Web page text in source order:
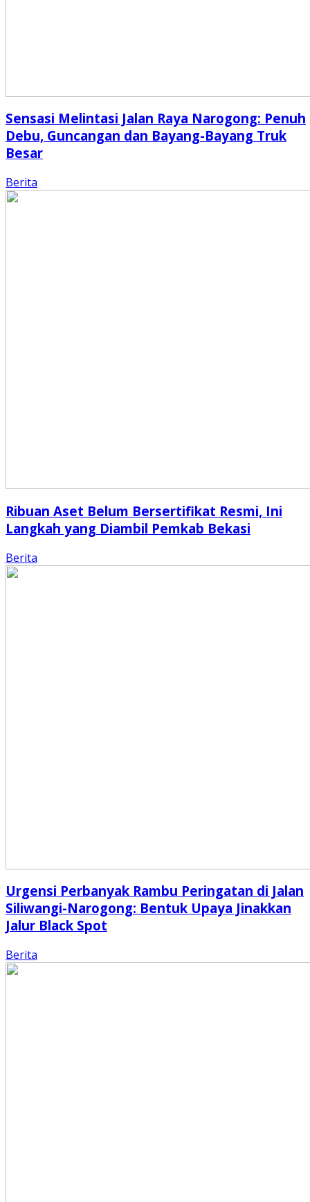
Sensasi Melintasi Jalan Raya Narogong: Penuh
Debu, Guncangan dan Bayang-Bayang Truk
Besar
Berita
Ribuan Aset Belum Bersertifikat Resmi, Ini
Langkah yang Diambil Pemkab Bekasi
Berita
Urgensi Perbanyak Rambu Peringatan di Jalan
Siliwangi-Narogong: Bentuk Upaya Jinakkan
Jalur Black Spot
Berita